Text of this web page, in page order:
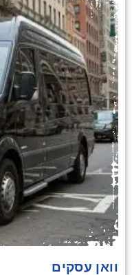
וואן עסקים